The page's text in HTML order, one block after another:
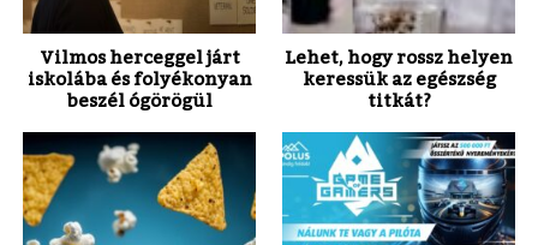
Vilmos herceggel járt
iskolába és folyékonyan
beszél ógörögül
Lehet, hogy rossz helyen
keressük az egészség
titkát?